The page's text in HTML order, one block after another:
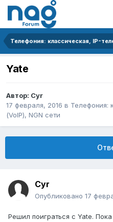
Yate
Автор: Cyr
17 февраля, 2016 в Телефония:
(VoIP), NGN сети
Cyr
Опубликовано 17
Решил поиграться с Yate.